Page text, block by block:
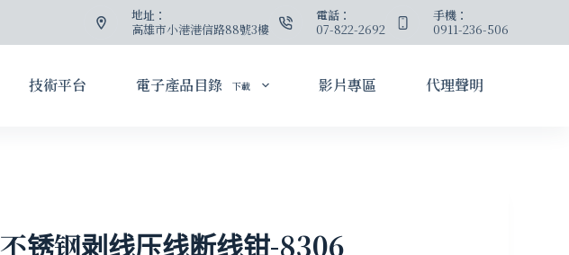
地址：
高雄市小港港信路88號3樓
電話：
07-822-2692
手機：
0911-236-506
技術平台 電子產品目錄 下載 影片專區 代理聲明
不锈钢剥线压线断线钳-8306